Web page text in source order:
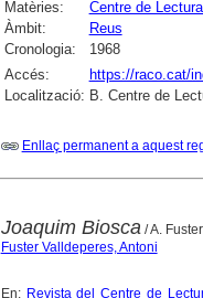
Matèries:
Centre de
Àmbit:
Reus
Cronologia:
1968
Accés:
https://raco.cat/
Localització: B. Centre de
Enllaç permanent a aquest
Joaquim Biosca/ A.
Fuster Valldeperes, Antoni
En: Revista del Centre de